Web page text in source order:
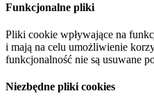
Funkcjonalne pliki
Pliki cookie wpływające na
i mają na celu umożliwienie
funkcjonalność nie są usuwane
Niezbędne pliki cookies